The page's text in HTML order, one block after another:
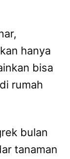
hanya
bisa
rumah
bulan
tanaman